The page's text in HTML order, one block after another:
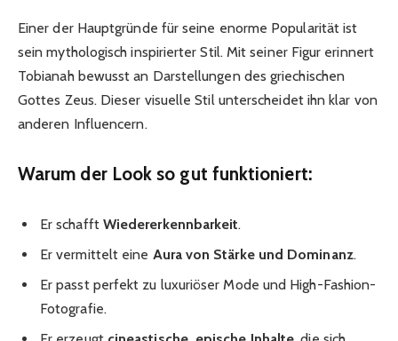
Einer der Hauptgründe für seine enorme Popularität ist
sein mythologisch inspirierter Stil. Mit seiner Figur erinnert
Tobianah bewusst an Darstellungen des griechischen
Gottes Zeus. Dieser visuelle Stil unterscheidet ihn klar von
anderen Influencern.
Warum der Look so gut funktioniert:
Er schafft Wiedererkennbarkeit.
Er vermittelt eine Aura von Stärke und Dominanz.
Er passt perfekt zu luxuriöser Mode und High-Fashion-
Fotografie.